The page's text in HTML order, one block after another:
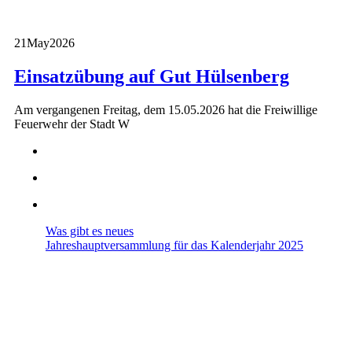
21May2026
Einsatzübung auf Gut Hülsenberg
Am vergangenen Freitag, dem 15.05.2026 hat die Freiwillige
Feuerwehr der Stadt W
Was gibt es neues
Jahreshauptversammlung für das Kalenderjahr 2025